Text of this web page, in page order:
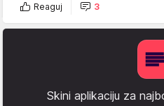
Reaguj 3
Skini aplikaciju za